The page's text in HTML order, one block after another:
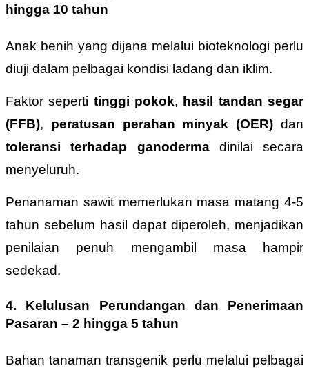
hingga 10 tahun
Anak benih yang dijana melalui bioteknologi perlu
diuji dalam pelbagai kondisi ladang dan iklim.
Faktor seperti tinggi pokok, hasil tandan segar
(FFB), peratusan perahan minyak (OER) dan
toleransi terhadap ganodermadinilai secara
menyeluruh.
Penanaman sawit memerlukan masa matang 4-5
tahun sebelum hasil dapat diperoleh, menjadikan
penilaian penuh mengambil masa hampir
sedekad.
4. Kelulusan Perundangan dan Penerimaan
Pasaran – 2 hingga 5 tahun
Bahan tanaman transgenik perlu melalui pelbagai